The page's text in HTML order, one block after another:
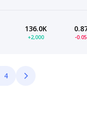
136.0K
+2,000 -
4